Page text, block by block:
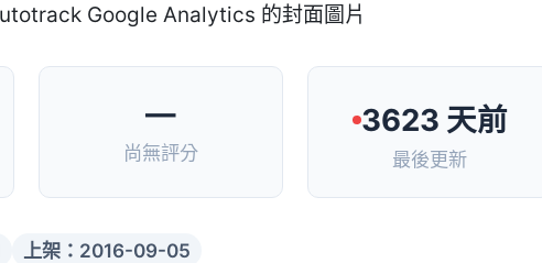
—
尚無評分
3623 天前
最後更新
上架：2016-09-05